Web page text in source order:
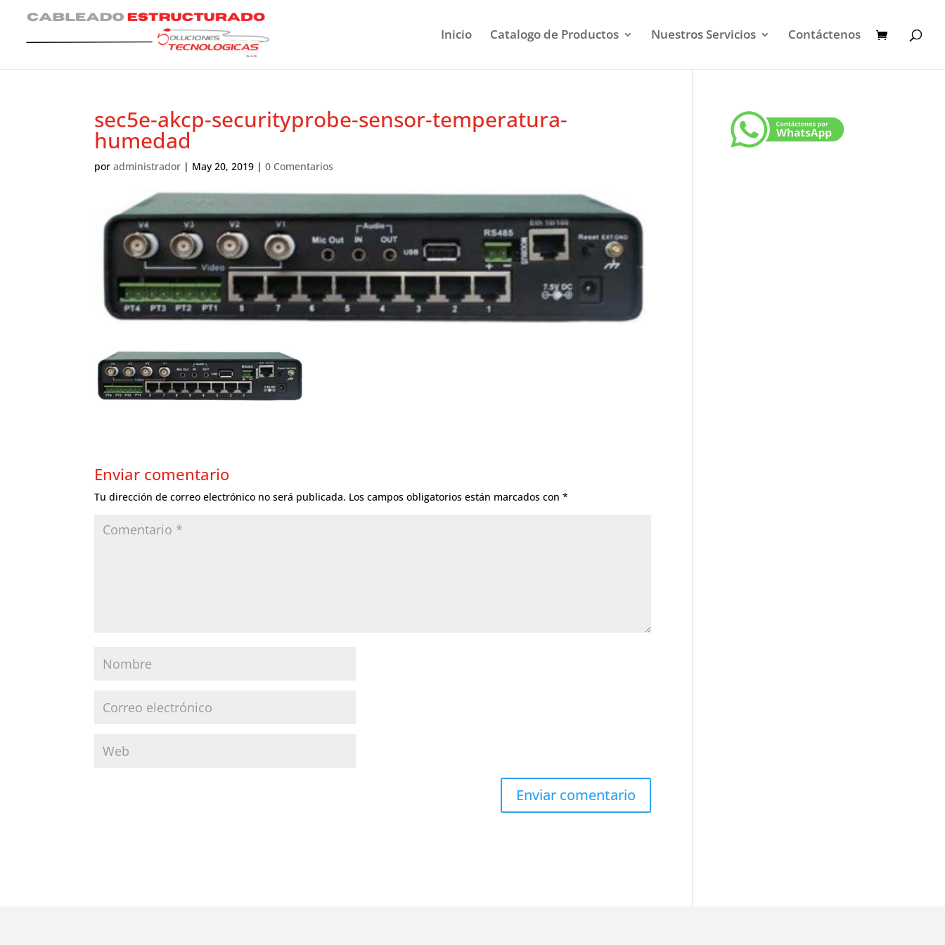
Inicio Catalogo de Productos Nuestros Servicios Contáctenos
sec5e-akcp-securityprobe-sensor-temperatura-
humedad
poradministrador | May 20, 2019 |0 Comentarios
Enviar comentario
Tu dirección de correo electrónico no será publicada. Los campos obligatorios están marcados con*